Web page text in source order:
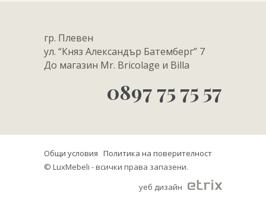
гр. Плевен
ул. “Княз Александър Батемберг” 7
До магазин Mr. Bricolage и Billa
0897 75 75 57
Общи условия Политика на поверителност
© LuxMebeli - всички права запазени.
уеб дизайн